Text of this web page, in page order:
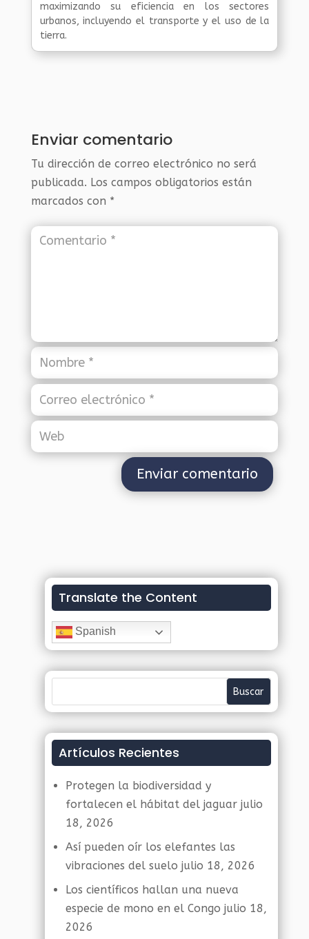
maximizando su eficiencia en los sectores
urbanos, incluyendo el transporte y el uso de la
tierra.
Enviar comentario
Tu dirección de correo electrónico no será
publicada. Los campos obligatorios están
marcados con *
Translate the Content
Spanish
Artículos Recientes
Protegen la biodiversidad y
fortalecen el hábitat del jaguar julio
18, 2026
Así pueden oír los elefantes las
vibraciones del suelo julio 18, 2026
Los científicos hallan una nueva
especie de mono en el Congo julio 18,
2026